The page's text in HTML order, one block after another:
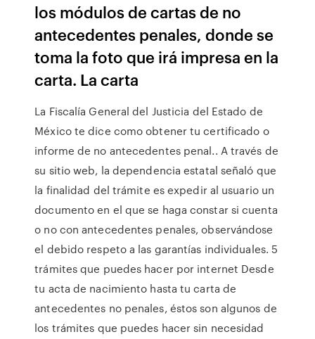
los módulos de cartas de no
antecedentes penales, donde se
toma la foto que irá impresa en la
carta. La carta
La Fiscalía General del Justicia del Estado de
México te dice como obtener tu certificado o
informe de no antecedentes penal.. A través de
su sitio web, la dependencia estatal señaló que
la finalidad del trámite es expedir al usuario un
documento en el que se haga constar si cuenta
o no con antecedentes penales, observándose
el debido respeto a las garantías individuales. 5
trámites que puedes hacer por internet Desde
tu acta de nacimiento hasta tu carta de
antecedentes no penales, éstos son algunos de
los trámites que puedes hacer sin necesidad